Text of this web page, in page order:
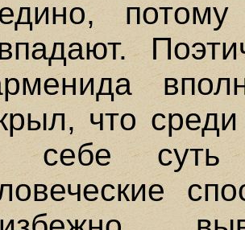
что
себе суть